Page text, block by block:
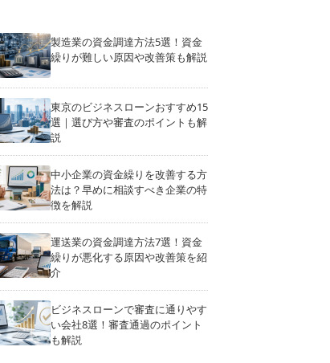
製造業の資金調達方法5選！資金
繰りが難しい原因や改善策も解説
東京のビジネスローンおすすめ15
選｜選び方や審査のポイントも解
説
中小企業の資金繰りを改善する方
法は？早めに相談すべき企業の特
徴を解説
運送業の資金調達方法7選！資金
繰りが悪化する原因や改善策を紹
介
ビジネスローンで審査に通りやす
い会社8選！審査通過のポイント
も解説